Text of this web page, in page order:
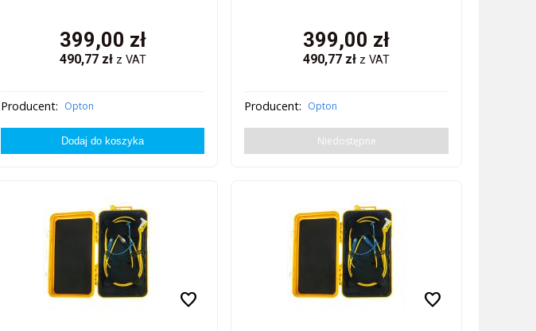
399,00 zł
490,77zł z VAT
Producent: Opton
399,00 zł
490,77 zł z VAT
Producent: Opton
Niedostępne
favorite favorite